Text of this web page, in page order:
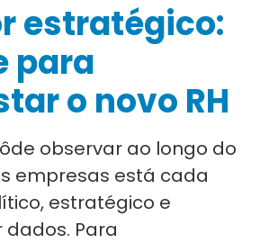
estratégico:
para
o novo RH
observar ao longo do
empresas está cada
estratégico e
Para